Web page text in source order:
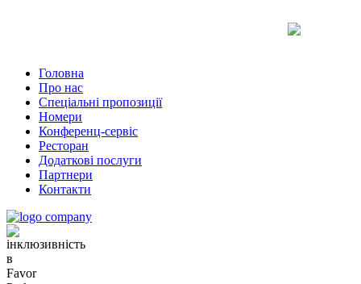
Головна
Про нас
Спеціальні пропозиції
Номери
Конференц-сервіс
Ресторан
Додаткові послуги
Партнери
Контакти